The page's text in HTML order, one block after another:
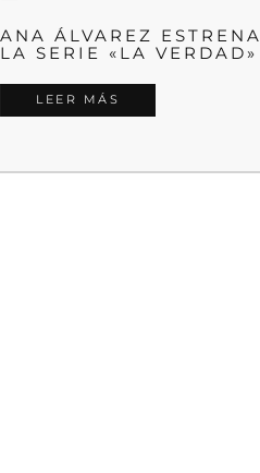
ANA ÁLVAREZ ESTRENA
LA SERIE «LA VERDAD»
LEER MÁS